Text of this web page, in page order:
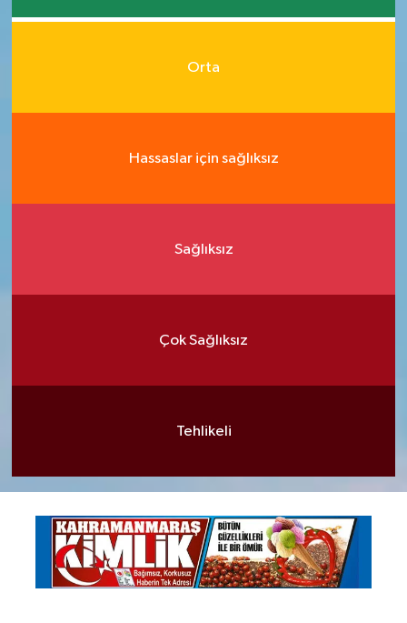
Orta
Hassaslar için sağlıksız
Sağlıksız
Çok Sağlıksız
Tehlikeli